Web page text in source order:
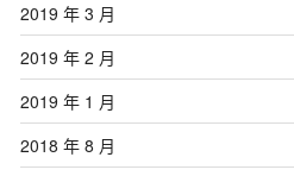
2019 年 3 月
2019 年 2 月
2019 年 1 月
2018 年 8 月